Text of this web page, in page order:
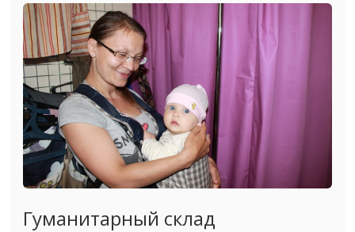
Гуманитарный склад